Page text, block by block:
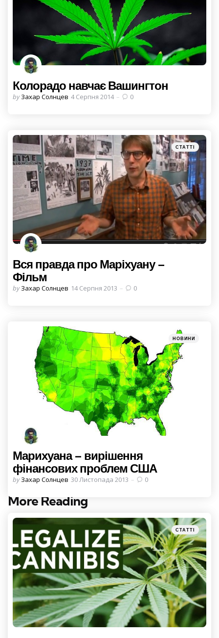
Колорадо навчає Вашингтон
Posted
by Захар Солнцев 4 Серпня 2014 0
Categories
Posted
in
СТАТТІ
Вся правда про Маріхуану –
Фільм
Posted
by Захар Солнцев 14 Серпня 2013 0
Categories
Posted
in
НОВИНИ
Марихуана – вирішення
фінансових проблем США
Posted
by Захар Солнцев 30 Листопада 2013 0
More Reading
Post
navigation
Posted
in
СТАТТІ